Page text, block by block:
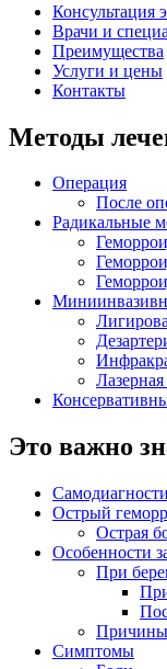
Консультация
Врачи и
Преимущества
Услуги и цены
Контакты
Методы
Операция
После
Радикальные
Это важно
Острый
Острая
Особенности
При
Причины
Симптомы